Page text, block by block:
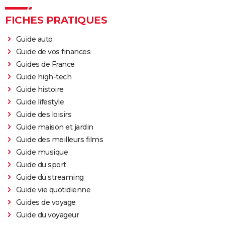
FICHES PRATIQUES
Guide auto
Guide de vos finances
Guides de France
Guide high-tech
Guide histoire
Guide lifestyle
Guide des loisirs
Guide maison et jardin
Guide des meilleurs films
Guide musique
Guide du sport
Guide du streaming
Guide vie quotidienne
Guides de voyage
Guide du voyageur